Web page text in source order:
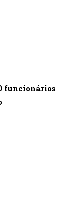
funcionários